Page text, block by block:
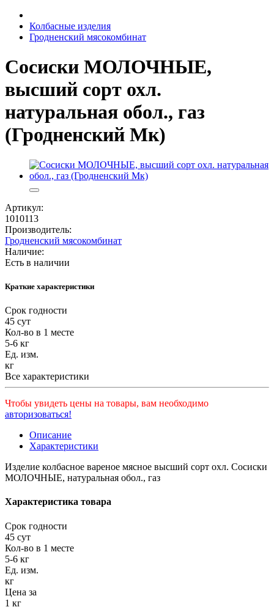
Колбасные изделия
Гродненский мясокомбинат
Сосиски МОЛОЧНЫЕ,
высший сорт охл.
натуральная обол., газ
(Гродненский Мк)
Артикул:
1010113
Производитель:
Гродненский мясокомбинат
Наличие:
Есть в наличии
Краткие характеристики
Срок годности
45 сут
Кол-во в 1 месте
5-6 кг
Ед. изм.
кг
Все характеристики
Чтобы увидеть цены на товары, вам необходимо
авторизоваться!
Описание
Характеристики
Изделие колбасное вареное мясное высший сорт охл. Сосиски
МОЛОЧНЫЕ, натуральная обол., газ
Характеристика товара
Срок годности
45 сут
Кол-во в 1 месте
5-6 кг
Ед. изм.
кг
Цена за
1 кг